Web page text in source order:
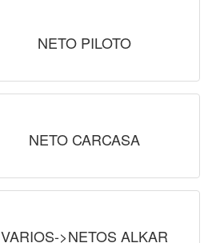
NETO PILOTO
NETO CARCASA
VARIOS->NETOS ALKAR